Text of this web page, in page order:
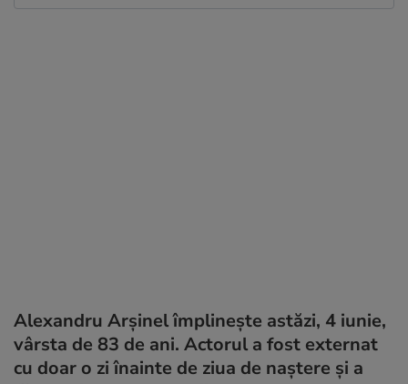
Alexandru Arșinel împlinește astăzi, 4 iunie,
vârsta de 83 de ani. Actorul a fost externat
cu doar o zi înainte de ziua de naștere și a